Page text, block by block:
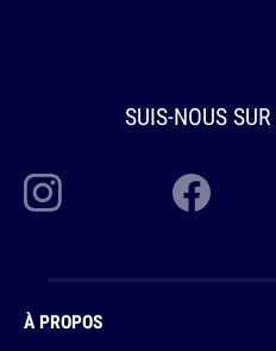
SUIS-NOUS SUR
À PROPOS